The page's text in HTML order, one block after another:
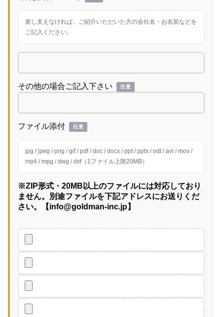
差し支えなければ、ご紹介いただいた方の会社名・お名前などを
ご記入ください。
その他の場合ご記入下さい 任意
ファイル添付 任意
jpg / jpeg / png / gif / pdf / doc / docx / ppt / pptx / odt / avi / mov /
mp4 / mpg / dwg / dxf（1ファイル上限20MB）
※ZIP形式・20MB以上のファイルには対応しており
ません。別途ファイルを下記アドレスにお送りくだ
さい。【info@goldman-inc.jp】